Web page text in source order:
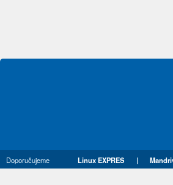
Doporučujeme Linux EXPRES |